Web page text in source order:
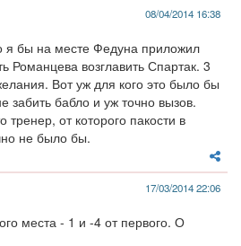
08/04/2014 16:38
я бы на месте Федуна приложил
Романцева возглавить Спартак. 3
Вот уж для кого это было бы
забить бабло и уж точно вызов.
от которого пакости в
не было бы.
17/03/2014 22:06
места - 1 и -4 от первого. О